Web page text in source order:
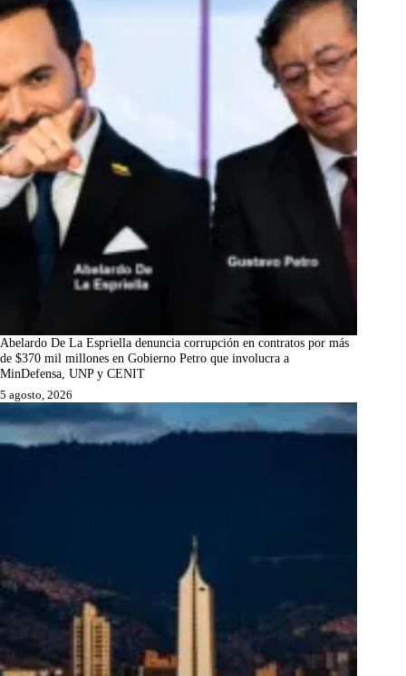
Abelardo De La Espriella denuncia corrupción en contratos por más
de $370 mil millones en Gobierno Petro que involucra a
MinDefensa, UNP y CENIT
5 agosto, 2026